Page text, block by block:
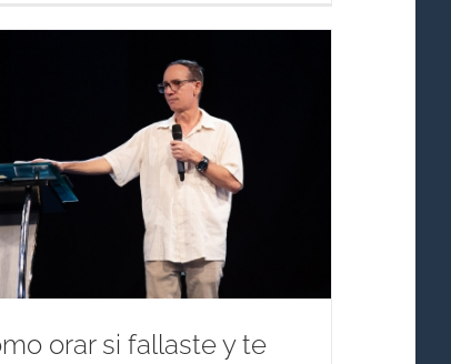
orar si fallaste y te